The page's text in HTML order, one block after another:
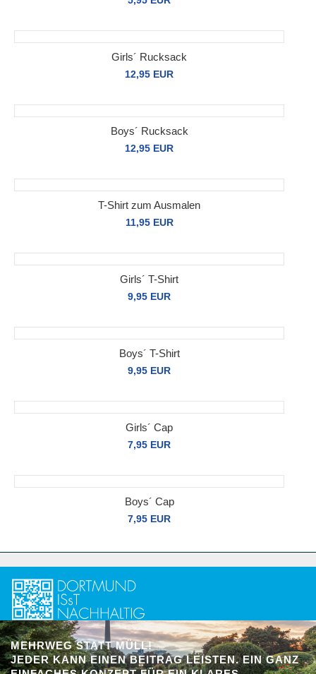
Girls´ Rucksack
12,95 EUR
Boys´ Rucksack
12,95 EUR
T-Shirt zum Ausmalen
11,95 EUR
Girls´ T-Shirt
9,95 EUR
Boys´ T-Shirt
9,95 EUR
Girls´ Cap
7,95 EUR
Boys´ Cap
7,95 EUR
MEHRWEG STATT MÜLL!
JEDER KANN EINEN BEITRAG LEISTEN. EIN GANZ